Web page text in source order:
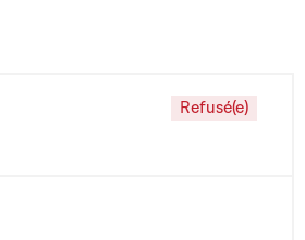
Refusé(e)